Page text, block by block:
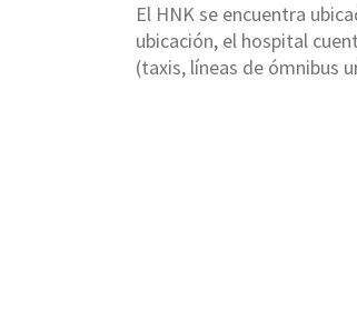
El HNK se encuentra
ubicación, el hospital
(taxis, líneas de ómnibus